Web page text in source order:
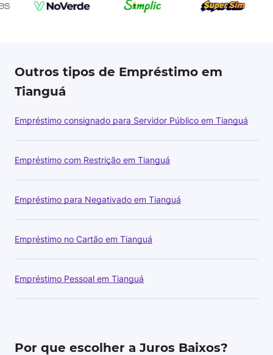
Outros tipos de Empréstimo em
Tianguá
Empréstimo consignado para Servidor Público em Tianguá
Empréstimo com Restrição em Tianguá
Empréstimo para Negativado em Tianguá
Empréstimo no Cartão em Tianguá
Empréstimo Pessoal em Tianguá
Por que escolher a Juros Baixos?